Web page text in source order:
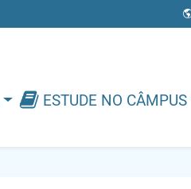
ESTUDE NO CÂMPUS